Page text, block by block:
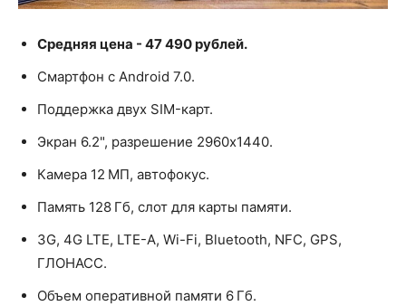
Средняя цена - 47 490 рублей.
Смартфон с Android 7.0.
Поддержка двух SIM-карт.
Экран 6.2", разрешение 2960x1440.
Камера 12 МП, автофокус.
Память 128 Гб, слот для карты памяти.
3G, 4G LTE, LTE-A, Wi-Fi, Bluetooth, NFC, GPS,
ГЛОНАСС.
Объем оперативной памяти 6 Гб.